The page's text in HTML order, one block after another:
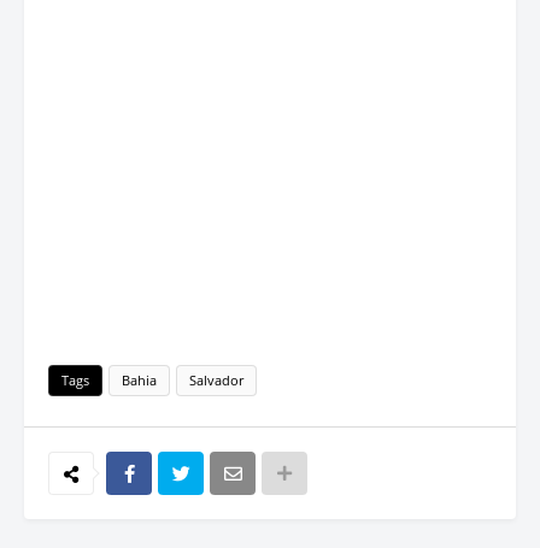
Tags Bahia Salvador